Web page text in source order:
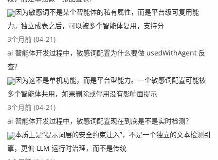
因为敏感词不是某个智能体的私有属性，而是平台级可复用能
力。独立成表之后，可以被多个智能体复用，支持分
3个月前 (04-21)
ai 智能体开发过程中，敏感词配置为什么要做 usedWithAgent 反
查？
因为这不是单机功能，而是平台型能力。一个敏感词配置可能被
多个智能体共用，如果删除或停用没有影响面提示
3个月前 (04-21)
ai 智能体开发过程中，敏感词配置现在到底是不是实时检测？
本质上是“提示词层的安全约束注入”，不是一个独立的文本检测引
擎，更偏 LLM 运行时治理，而不是传统